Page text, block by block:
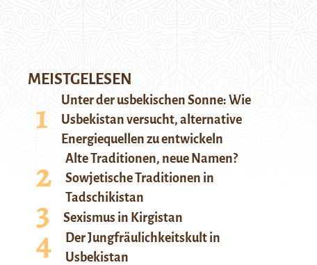
MEISTGELESEN
Unter der usbekischen Sonne: Wie
Usbekistan versucht, alternative
Energiequellen zu entwickeln
Alte Traditionen, neue Namen?
Sowjetische Traditionen in
Tadschikistan
Sexismus in Kirgistan
Der Jungfräulichkeitskult in
Usbekistan